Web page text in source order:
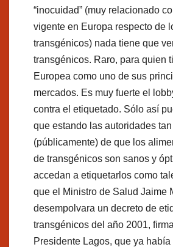
“inocuidad” (muy relacionado
vigente en Europa respecto de
transgénicos) nada tiene que
transgénicos. Raro, para quien
Europea como uno de sus
mercados. Es muy fuerte el
contra el etiquetado. Sólo así
que estando las autoridades
(públicamente) de que los
de transgénicos son sanos y
accedan a etiquetarlos como
que el Ministro de Salud Jaime
desempolvara un decreto de
transgénicos del año 2001,
Presidente Lagos, que ya